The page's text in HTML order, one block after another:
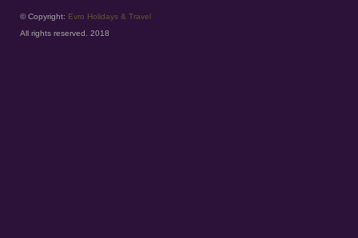
© Copyright: Evro Holidays & Travel
All rights reserved. 2018